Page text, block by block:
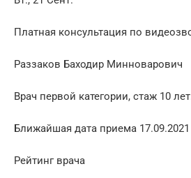
Платная консультация по
Раззаков Баходир Минноварович
Врач первой категории, стаж 10
Ближайшая дата приема 17.09.2021
Рейтинг врача